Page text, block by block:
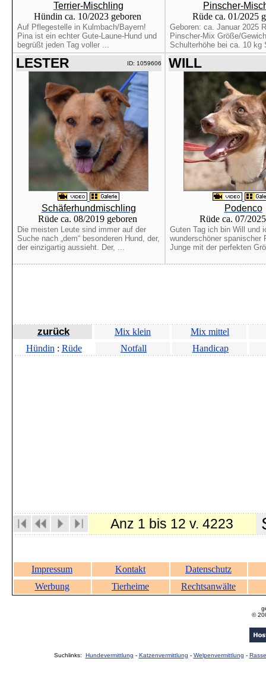
Terrier-Mischling
Hündin ca. 10/2023 geboren
Auf Pflegestelle in Kulmbach/Bayern!
Pina ist ein echter Gute-Laune-Hund und
begrüßt jeden Tag voller ...
Pinscher-
Rüde ca. 01/2025
Geboren: ca. Januar 2025
Pinscher-Mix Größe/
Schulterhöhe bei ca. 10 kg
LESTER ID: 1059606
Schäferhundmischling
Rüde ca. 08/2019 geboren
Die meisten Leute sind immer auf der
Suche nach „dem“ besonderen Hund, der,
der einzigartig aussieht. Der, ...
WILL
Podenco
Rüde ca. 07/
Guten Tag ich bin Will und
wunderschöner spanischer
Junge mit der perfekten
zurück Mix klein
Mix mittel
Hündin : Rüde Notfall Handicap
Anz 1 bis 12 v. 4223
Impressum Kontakt
Datenschutz
Werbung
Tierheime Rechtsanwälte
©
Suchlinks: Hundevermittlung - Katzenvermittlung - Welpenvermittlung -